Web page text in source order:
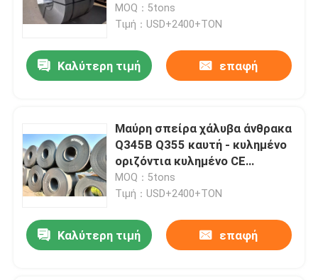
Προϊόντα
Βίντεο
Σχετικά με εμάς
άνθρακα
MOQ：5tons
Τιμή：USD+2400+TON
Καλύτερη τιμή επαφή
Μαύρη σπείρα χάλυβα άνθρακα
Q345B Q355 καυτή - κυλημένο
οριζόντια κυλημένο CE
σπειρών χάλυβα
MOQ：5tons
Τιμή：USD+2400+TON
Καλύτερη τιμή επαφή